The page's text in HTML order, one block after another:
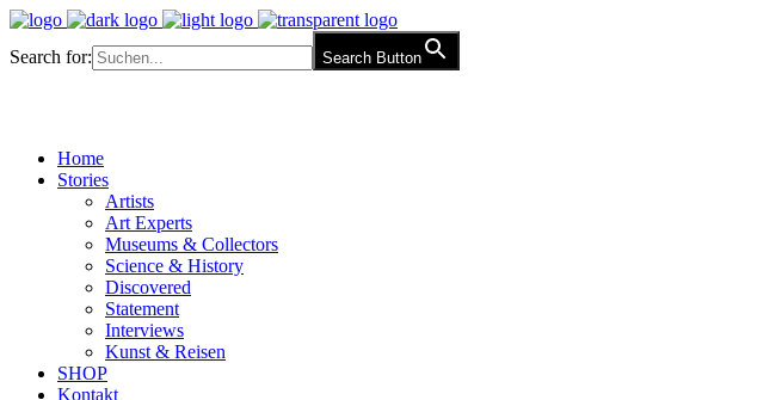
Search for: Search Button
Home
Stories
Artists
Art Experts
Museums & Collectors
Science & History
Discovered
Statement
Interviews
Kunst & Reisen
SHOP
Kontakt